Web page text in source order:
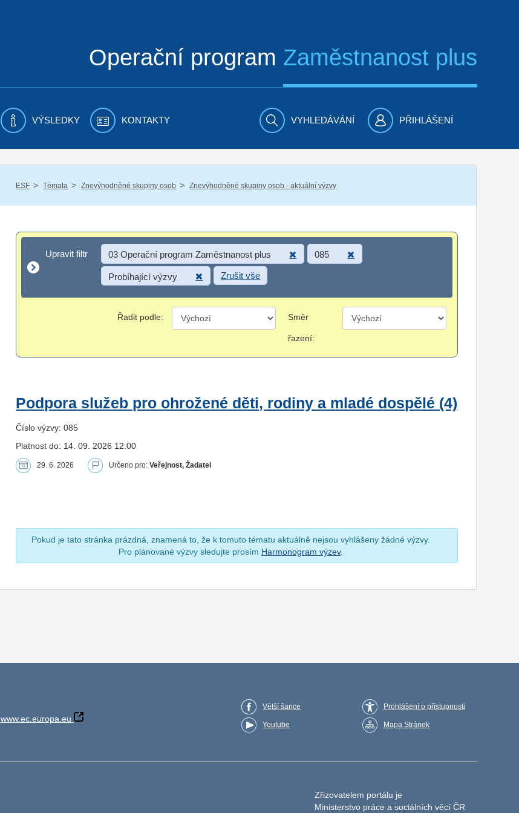
Operační program Zaměstnanost plus
VÝSLEDKY KONTAKTY VYHLEDÁVÁNÍ PŘIHLÁŠENÍ
ESF / Témata / Znevýhodněné skupiny osob / Znevýhodněné skupiny osob - aktuální výzvy
Upravit filtr
Upravit filtr 03 Operační program Zaměstnanost plus 085
Probíhající výzvy Zrušit vše
Řadit podle: Směr
řazení:
Podpora služeb pro ohrožené děti, rodiny a mladé dospělé (4)
Číslo výzvy: 085
Platnost do: 14. 09. 2026 12:00
29. 6. 2026 Určeno pro:Veřejnost, Žadatel
Pokud je tato stránka prázdná, znamená to, že k tomuto tématu aktuálně nejsou vyhlášeny žádné výzvy.
Pro plánované výzvy sledujte prosím Harmonogram výzev.
www.ec.europa.eu
Větší šance
Youtube
Prohlášení o přístupnosti
Mapa Stránek
Zřizovatelem portálu je
Ministerstvo práce a sociálních věcí ČR